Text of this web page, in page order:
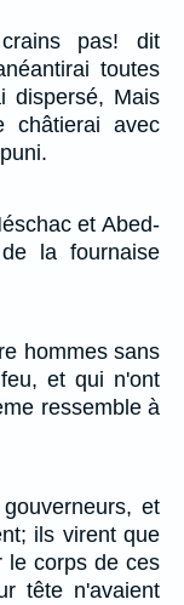
pas! dit
toutes
dispersé, Mais
avec
et Abed-
la fournaise
hommes sans
et qui n'ont
ressemble à
et
ils virent que
le corps de ces
tête n'avaient